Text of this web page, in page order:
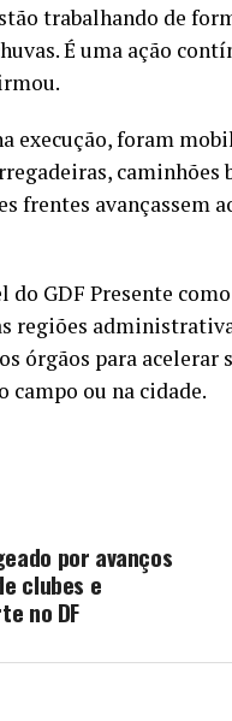
trabalhando de
É uma ação
execução, foram
caminhões
frentes avançassem
do GDF Presente
regiões
órgãos para
campo ou na cidade.
por avanços
clubes e
no DF